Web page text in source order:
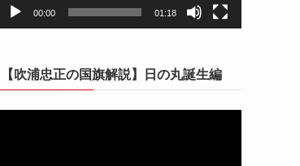
00:00 01:18
【吹浦忠正の国旗解説】日の丸誕生編